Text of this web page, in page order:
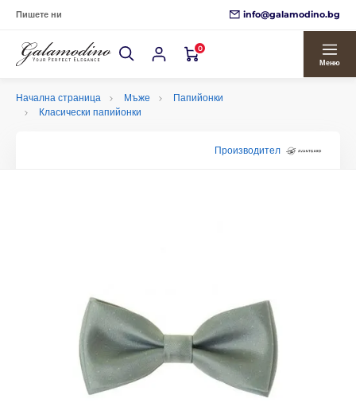
Пишете ни info@galamodino.bg
0
Меню
Начална страница Мъже
Папийонки
Класически папийонки
Производител